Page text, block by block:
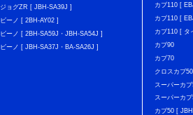
ジョグZR [ JBH-SA39J ]
ビーノ [ 2BH-AY02 ]
ビーノ [ 2BH-SA59J・JBH-SA54J ]
ビーノ [ JBH-SA37J・BA-SA26J ]
カブ110 [
カブ110 [
カブ110 [ タ
カブ90
カブ70
クロスカブ
スーパーカ
スーパーカ
カブ50 [